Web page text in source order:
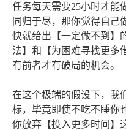
任务每天需要25小时才能
同归于尽，那你觉得自己
快就给出【一定做不到】
法】和【为困难寻找更多
有前者才有破局的机会。
在这个极端的假设下，我
标，毕竟即使不吃不睡你
你放弃【投入更多时间】